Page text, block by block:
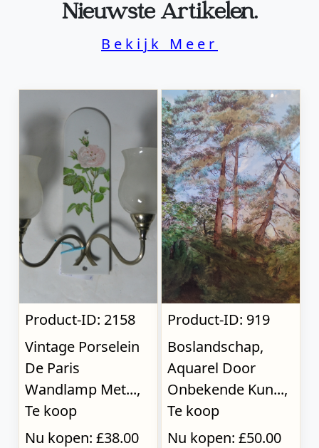
Nieuwste Artikelen.
Bekijk Meer
Product-ID: 2158
Vintage Porselein
De Paris
Wandlamp Met...,
Te koop
Nu kopen: £38.00
Product-ID: 919
Boslandschap,
Aquarel Door
Onbekende Kun...,
Te koop
Nu kopen: £50.00